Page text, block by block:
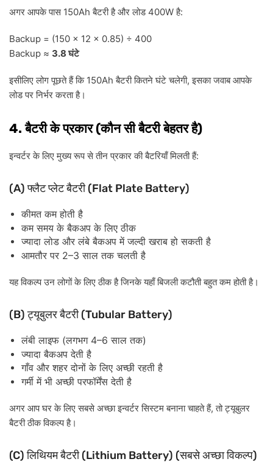
अगर आपके पास150Ahबैटरी है और लोड400Wहै:
Backup = (150 × 12 × 0.85) ÷ 400
Backup ≈ 3.8घंटे
इसीलिए लोग पूछते हैं कि 150Ahबैटरी कितने घंटे चलेगी,इसका जवाब आपके
लोड पर निर्भर करता है।
4.बैटरी के प्रकार(कौन सी बैटरी बेहतर है)
इन्वर्टर के लिए मुख्य रूप से तीन प्रकार की बैटरियाँ मिलती हैं:
(A)फ्लैट प्लेट बैटरी(Flat Plate Battery)
कीमत कम होती है
कम समय के बैकअप के लिए ठीक
ज्यादा लोड और लंबे बैकअप में जल्दी खराब हो सकती है
आमतौर पर 2–3साल तक चलती है
यह विकल्प उन लोगों के लिए ठीक है जिनके यहाँ बिजली कटौती बहुत कम होती है।
(B)ट्यूबुलर बैटरी(Tubular Battery)
लंबी लाइफ (लगभग4–6साल तक)
ज्यादा बैकअप देती है
गाँव और शहर दोनों के लिए अच्छी रहती है
गर्मी में भी अच्छी परफॉर्मेंस देती है
अगर आप घर के लिए सबसे अच्छा इन्वर्टर सिस्टम बनाना चाहते हैं,तो ट्यूबुलर
बैटरी ठीक विकल्प है।
(C)लिथियम बैटरी(Lithium Battery) (सबसे अच्छा विकल्प)